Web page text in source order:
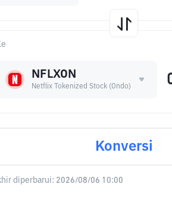
NFLXON
Netflix Tokenized Stock (Ondo)
Konversi
diperbarui: 2026/08/06 10:00